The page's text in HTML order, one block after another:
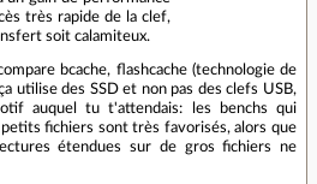
très rapide de la clef,
soit calamiteux.
bcache, flashcache (technologie de
utilise des SSD et non pas des clefs USB,
auquel tu t'attendais: les benchs qui
fichiers sont très favorisés, alors que
étendues sur de gros fichiers ne